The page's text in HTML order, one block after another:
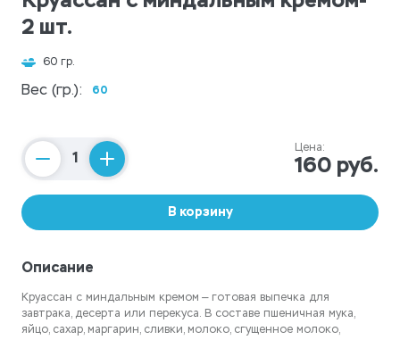
2 шт.
60 гр.
Вес (гр.): 60
Counter
Цена:
160 руб.
В корзину
Описание
Круассан с миндальным кремом — готовая выпечка для
завтрака, десерта или перекуса. В составе пшеничная мука,
яйцо, сахар, маргарин, сливки, молоко, сгущенное молоко,